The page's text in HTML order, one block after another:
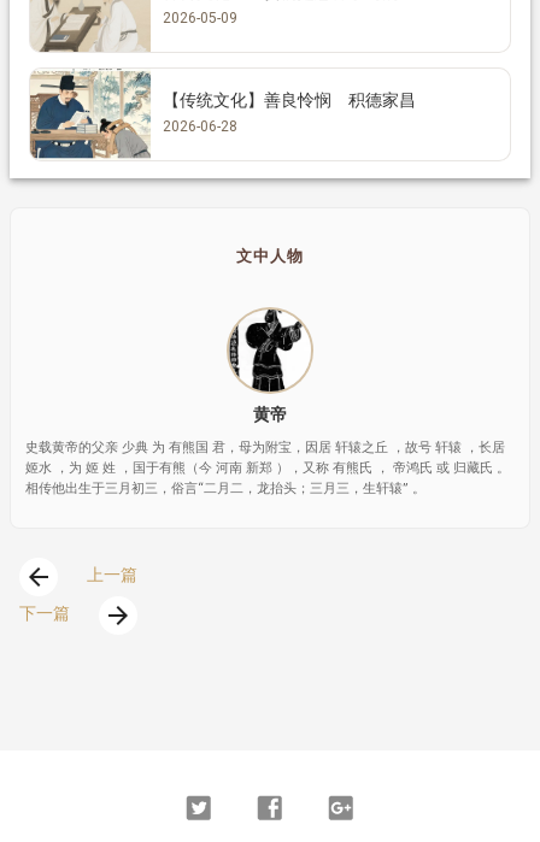
2026-05-09
【传统文化】善良怜悯 积德家昌
2026-06-28
文中人物
黄帝
史载黄帝的父亲 少典 为 有熊国 君，母为附宝，因居 轩辕之丘 ，故号 轩辕 ，长居
姬水 ，为 姬 姓 ，国于有熊（今 河南 新郑 ），又称 有熊氏 ， 帝鸿氏 或 归藏氏 。
相传他出生于三月初三，俗言“二月二，龙抬头；三月三，生轩辕” 。
arrow_back
上一篇
下一篇
arrow_forward
Twitter FacebookGoogle